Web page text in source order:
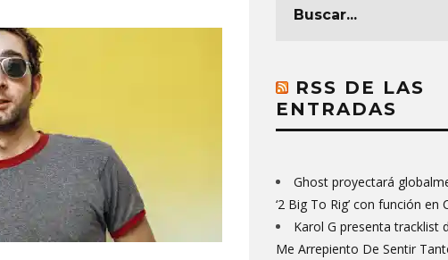
RSS DE LAS
ENTRADAS
Ghost proyectará
‘2 Big To Rig’ con función en
Karol G presenta tracklist
Me Arrepiento De Sentir